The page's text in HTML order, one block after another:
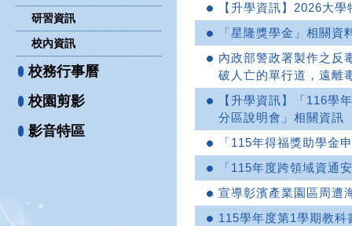
研習資訊
校內資訊
校務行事曆
校園剪影
影音特區
【升學資訊】2026大
「星隆獎學金」相關資
內政部警政署製作之反
破人亡的單行道，遠離
【升學資訊】「116學
分區說明會」相關資訊
「115年得福獎助學金
「115年度跨領域資通
宣導彰濱產業園區周遭
115學年度第1學期教科